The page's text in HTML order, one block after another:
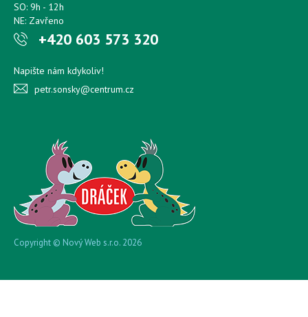
SO: 9h - 12h
NE: Zavřeno
+420 603 573 320
Napište nám kdykoliv!
petr.sonsky@centrum.cz
Copyright © Nový Web s.r.o. 2026